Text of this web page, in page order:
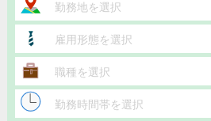
勤務地を選択
雇用形態を選択
職種を選択
勤務時間帯を選択